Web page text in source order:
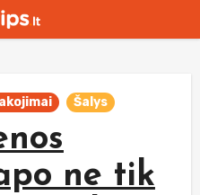
Šalys
ne tik